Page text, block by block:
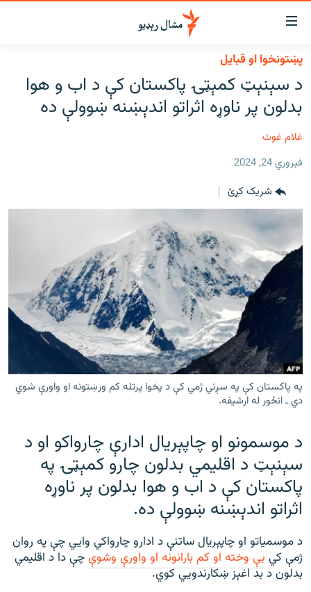
د
لاسرسي
ځای
پاڼې
موضوع
ته
شئ
عمومي
کورپاڼې
لاړ
شئ
ورشئ
لنډ خبرونه
پښتونخوا او قبایل
بلوچستان
پاکستان
افغانستان
نړۍ
ځانګړې مرکې، شننې
انځور او ویډیو
اوونیزې خپرونې
۱۴ ساعته راډیويي خپرونې
Gandhara
موږ وڅارئ
د ازادې اروپا راډیو ټولې ووبپاڼې
پښتونخوا او قبایل
د سېنېټ کمېټۍ پاکستان کې د اب و هوا
بدلون پر ناوړه اثراتو اندېښنه ښوولې ده
غلام غوث
فبروري 24, 2024
شریک کړئ
په پاکستان کې په سږني ژمي کې د پخوا پرتله کم ورښتونه او واورې شوي
دي ـ انځور له ارشیفه.
د موسمونو او چاپېریال ادارې چارواکو او د
سېنېټ د اقلیمي بدلون چارو کمېټۍ په
پاکستان کې د اب و هوا بدلون پر ناوړه
اثراتو اندېښنه ښوولې ده.
د موسمیاتو او چاپېریال ساتنې د ادارو چارواکي وايي چې په روان
ژمې کي بې وخته او کم بارانونه او واورې وشوېچې دا د اقلیمي
بدلون د بد اغېز ښکارندويي کوي.